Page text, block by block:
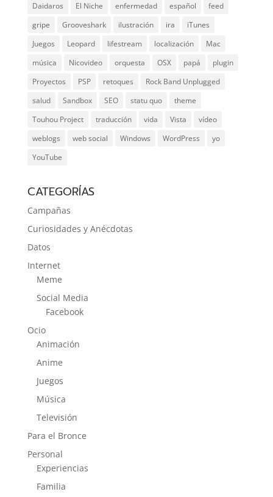
Daidaros
El Niche enfermedad español
feed
gripe
Grooveshark ilustración ira
iTunes
Juegos
Leopard lifestream localización
Mac
música
Nicovideo orquesta OSX papá
plugin
Proyectos
PSP retoques
Rock Band Unplugged
salud
Sandbox SEO statu quo
theme
Touhou Project
traducción vida Vista
vídeo
weblogs
web social Windows WordPress
yo
YouTube
CATEGORÍAS
Campañas
Curiosidades y Anécdotas
Datos
Internet
Meme
Social Media
Facebook
Ocio
Animación
Anime
Juegos
Música
Televisión
Para el Bronce
Personal
Experiencias
Familia